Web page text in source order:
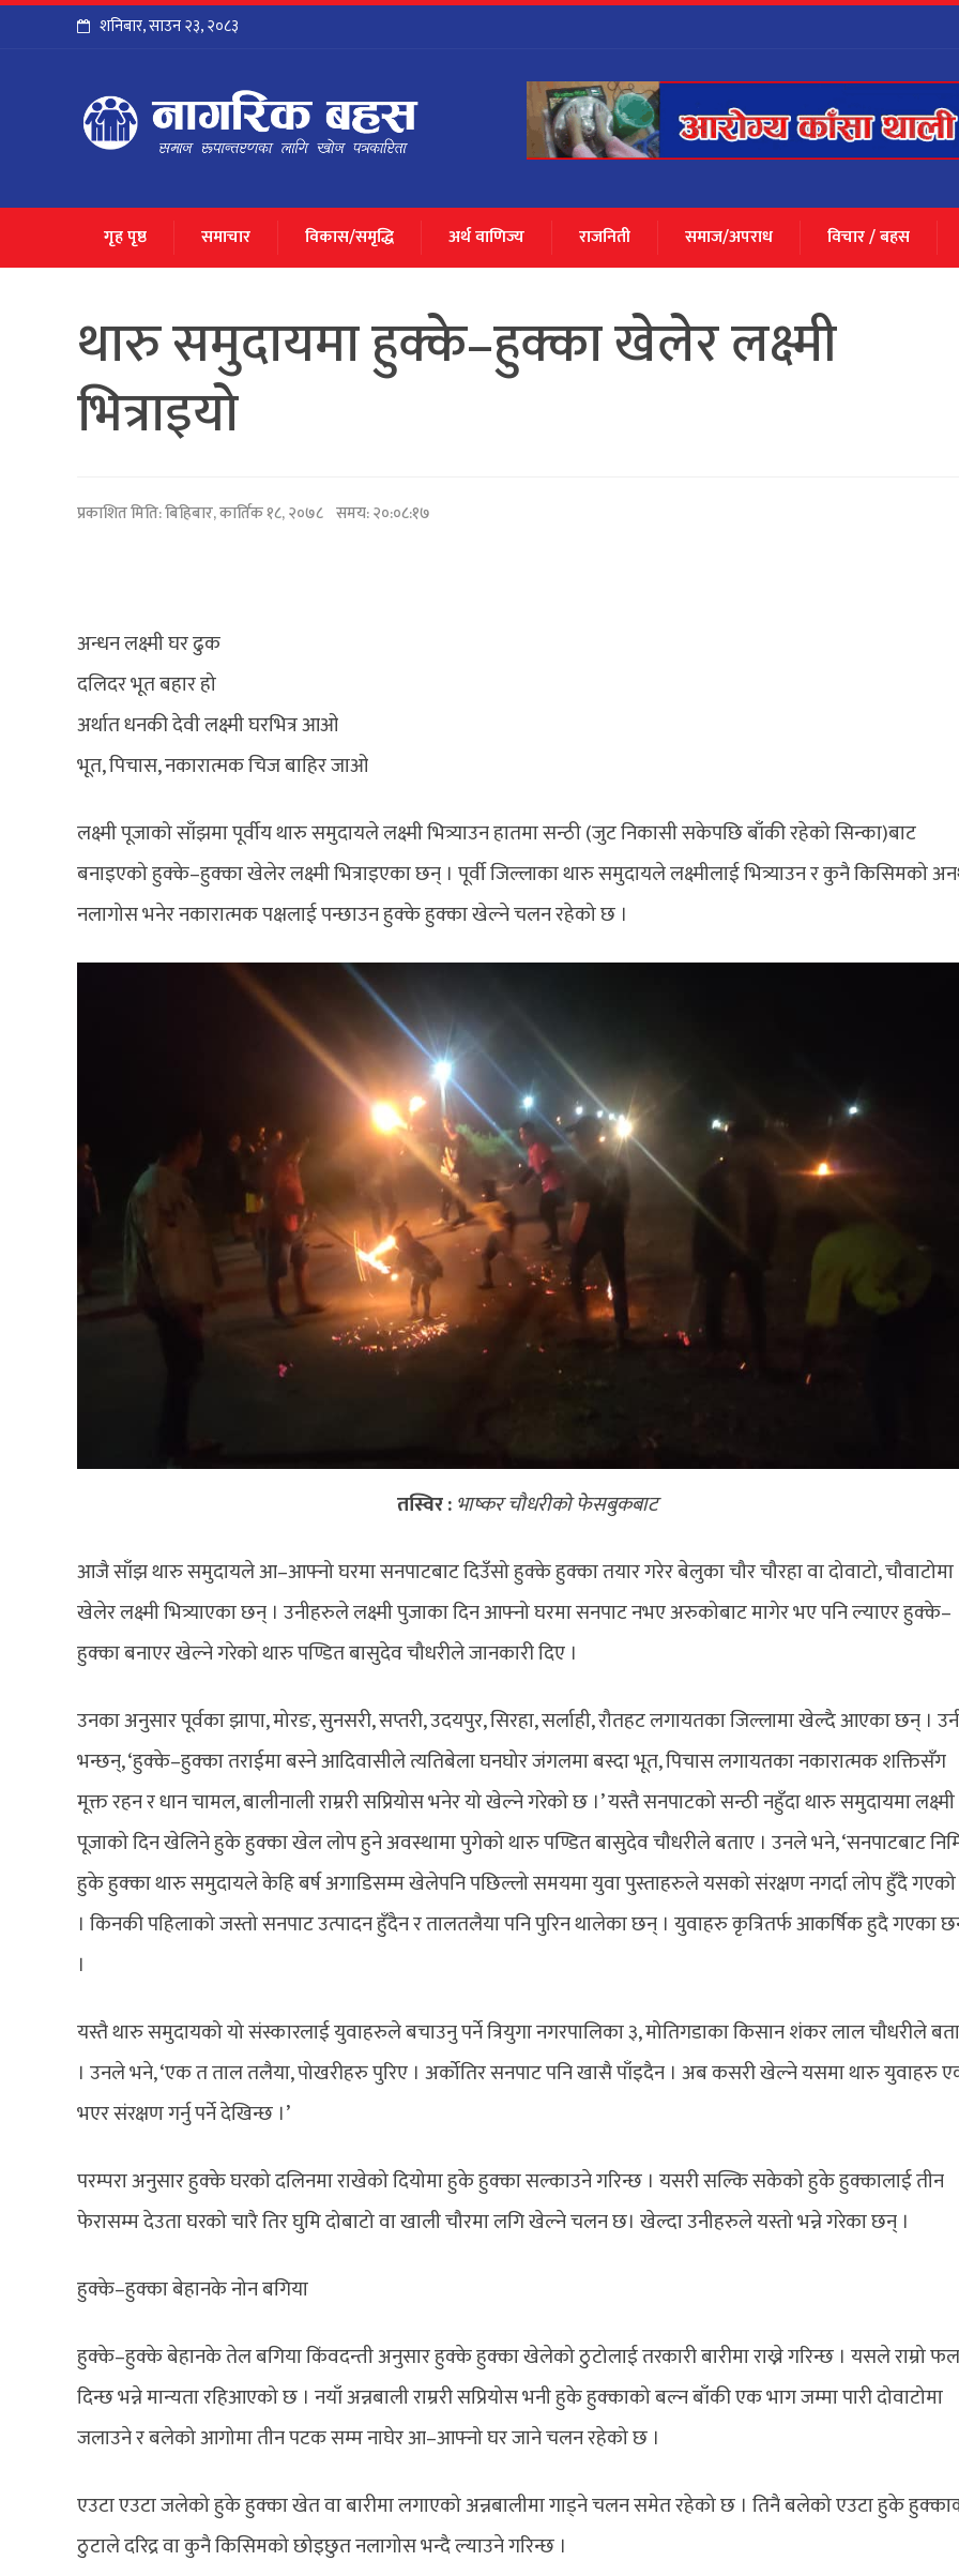
शनिबार,साउन२३,२०८३
गृह पृष्ठ समाचार विकास/समृद्धि अर्थ वाणिज्य राजनिती समाज/अपराध विचार / बहस
थारु समुदायमा हुक्के–हुक्का खेलेर लक्ष्मी
भित्राइयो
प्रकाशित मिति:बिहिबार, कार्तिक १८, २०७८ समय: २०:०८:१७
अन्धन लक्ष्मी घर ढुक
दलिदर भूत बहार हो
अर्थात धनकी देवी लक्ष्मी घरभित्र आओ
भूत, पिचास, नकारात्मक चिज बाहिर जाओ
लक्ष्मी पूजाको साँझमा पूर्वीय थारु समुदायले लक्ष्मी भित्र्याउन हातमा सन्ठी (जुट निकासी सकेपछि बाँकी रहेको सिन्का)बाट
बनाइएको हुक्के–हुक्का खेलेर लक्ष्मी भित्राइएका छन् । पूर्वी जिल्लाका थारु समुदायले लक्ष्मीलाई भित्र्याउन र कुनै किसिमको
नलागोस भनेर नकारात्मक पक्षलाई पन्छाउन हुक्के हुक्का खेल्ने चलन रहेको छ ।
तस्विर : भाष्कर चौधरीको फेसबुकबाट
आजै साँझ थारु समुदायले आ–आफ्नो घरमा सनपाटबाट दिउँसो हुक्के हुक्का तयार गरेर बेलुका चौर चौरहा वा दोवाटो, चौवाटोमा
खेलेर लक्ष्मी भित्र्याएका छन् । उनीहरुले लक्ष्मी पुजाका दिन आफ्नो घरमा सनपाट नभए अरुकोबाट मागेर भए पनि ल्याएर हुक्के–
हुक्का बनाएर खेल्ने गरेको थारु पण्डित बासुदेव चौधरीले जानकारी दिए ।
उनका अनुसार पूर्वका झापा, मोरङ, सुनसरी, सप्तरी, उदयपुर, सिरहा, सर्लाही, रौतहट लगायतका जिल्लामा खेल्दै आएका छन् ।
भन्छन्, ‘हुक्के–हुक्का तराईमा बस्ने आदिवासीले त्यतिबेला घनघोर जंगलमा बस्दा भूत, पिचास लगायतका नकारात्मक शक्तिसँग
मूक्त रहन र धान चामल, बालीनाली राम्ररी सप्रियोस भनेर यो खेल्ने गरेको छ ।’ यस्तै सनपाटको सन्ठी नहुँदा थारु समुदायमा लक्ष्मी
पूजाको दिन खेलिने हुके हुक्का खेल लोप हुने अवस्थामा पुगेको थारु पण्डित बासुदेव चौधरीले बताए । उनले भने, ‘सनपाटबाट
हुके हुक्का थारु समुदायले केहि बर्ष अगाडिसम्म खेलेपनि पछिल्लो समयमा युवा पुस्ताहरुले यसको संरक्षण नगर्दा लोप हुँदै
। किनकी पहिलाको जस्तो सनपाट उत्पादन हुँदैन र तालतलैया पनि पुरिन थालेका छन् । युवाहरु कृत्रितर्फ आकर्षिक हुदै गएका
।
यस्तै थारु समुदायको यो संस्कारलाई युवाहरुले बचाउनु पर्ने त्रियुगा नगरपालिका ३, मोतिगडाका किसान शंकर लाल चौधरीले
। उनले भने, ‘एक त ताल तलैया, पोखरीहरु पुरिए । अर्कोतिर सनपाट पनि खासै पाँइदैन । अब कसरी खेल्ने यसमा थारु युवाहरु
भएर संरक्षण गर्नु पर्ने देखिन्छ ।’
परम्परा अनुसार हुक्के घरको दलिनमा राखेको दियोमा हुके हुक्का सल्काउने गरिन्छ । यसरी सल्कि सकेको हुके हुक्कालाई तीन
फेरासम्म देउता घरको चारै तिर घुमि दोबाटो वा खाली चौरमा लगि खेल्ने चलन छ। खेल्दा उनीहरुले यस्तो भन्ने गरेका छन् ।
हुक्के–हुक्का बेहानके नोन बगिया
हुक्के–हुक्के बेहानके तेल बगिया किंवदन्ती अनुसार हुक्के हुक्का खेलेको ठुटोलाई तरकारी बारीमा राख्ने गरिन्छ । यसले राम्रो फल
दिन्छ भन्ने मान्यता रहिआएको छ । नयाँ अन्नबाली राम्ररी सप्रियोस भनी हुके हुक्काको बल्न बाँकी एक भाग जम्मा पारी दोवाटोमा
जलाउने र बलेको आगोमा तीन पटक सम्म नाघेर आ–आफ्नो घर जाने चलन रहेको छ ।
एउटा एउटा जलेको हुके हुक्का खेत वा बारीमा लगाएको अन्नबालीमा गाड्ने चलन समेत रहेको छ । तिनै बलेको एउटा हुके
ठुटाले दरिद्र वा कुनै किसिमको छोइछुत नलागोस भन्दै ल्याउने गरिन्छ ।